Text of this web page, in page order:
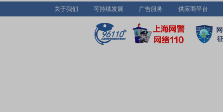
关于我们 可持续发展 广告服务 供应商平台